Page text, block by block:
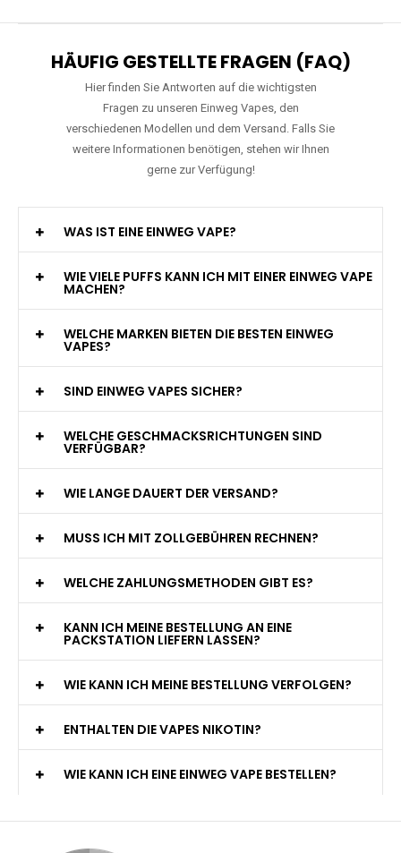
HÄUFIG GESTELLTE FRAGEN (FAQ)
Hier finden Sie Antworten auf die wichtigsten
Fragen zu unseren Einweg Vapes, den
verschiedenen Modellen und dem Versand. Falls Sie
weitere Informationen benötigen, stehen wir Ihnen
gerne zur Verfügung!
WAS IST EINE EINWEG VAPE?
WIE VIELE PUFFS KANN ICH MIT EINER EINWEG VAPE
MACHEN?
WELCHE MARKEN BIETEN DIE BESTEN EINWEG
VAPES?
SIND EINWEG VAPES SICHER?
WELCHE GESCHMACKSRICHTUNGEN SIND
VERFÜGBAR?
WIE LANGE DAUERT DER VERSAND?
MUSS ICH MIT ZOLLGEBÜHREN RECHNEN?
WELCHE ZAHLUNGSMETHODEN GIBT ES?
KANN ICH MEINE BESTELLUNG AN EINE
PACKSTATION LIEFERN LASSEN?
WIE KANN ICH MEINE BESTELLUNG VERFOLGEN?
ENTHALTEN DIE VAPES NIKOTIN?
WIE KANN ICH EINE EINWEG VAPE BESTELLEN?